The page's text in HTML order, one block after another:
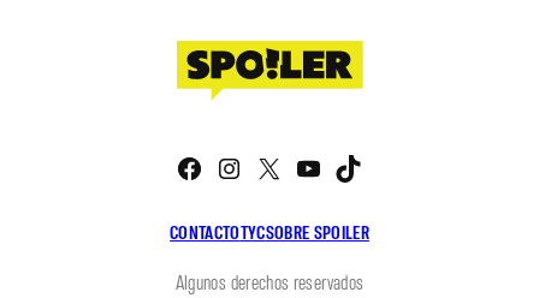
CONTACTOTYCSOBRE SPOILER
Facebook
Instagram
X YouTube
Algunos derechos reservados